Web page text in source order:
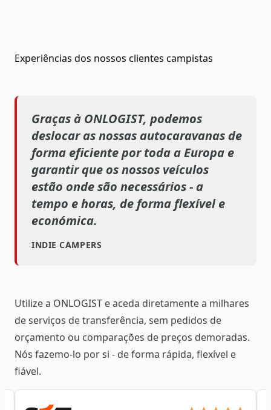
Experiências dos nossos clientes campistas
Graças à ONLOGIST, podemos
deslocar as nossas autocaravanas de
forma eficiente por toda a Europa e
garantir que os nossos veículos
estão onde são necessários - a
tempo e horas, de forma flexível e
económica.
INDIE CAMPERS
Utilize a ONLOGIST e aceda diretamente a milhares
de serviços de transferência, sem pedidos de
orçamento ou comparações de preços demoradas.
Nós fazemo-lo por si - de forma rápida, flexível e
fiável.